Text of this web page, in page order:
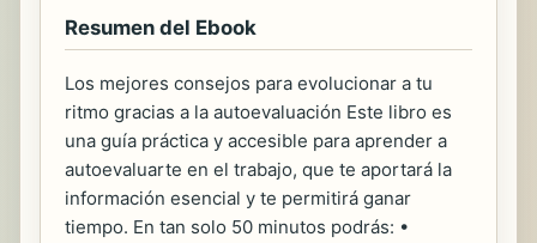
Resumen del Ebook
Los mejores consejos para evolucionar a tu
ritmo gracias a la autoevaluación Este libro es
una guía práctica y accesible para aprender a
autoevaluarte en el trabajo, que te aportará la
información esencial y te permitirá ganar
tiempo. En tan solo 50 minutos podrás: •